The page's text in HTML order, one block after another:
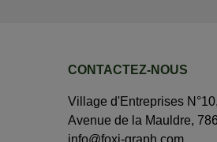
CONTACTEZ-NOUS
Village d'Entreprises N°10,
Avenue de la Mauldre,
info@foxi-graph.com